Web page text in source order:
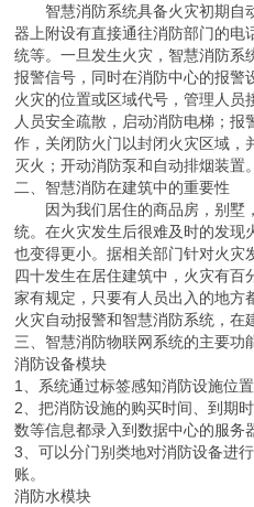
智慧消防系统具备火灾初期自
器上附设有直接通往消防部门的电
统等。一旦发生火灾，智慧消防系
报警信号，同时在消防中心的报警
火灾的位置或区域代号，管理人员
人员安全疏散，启动消防电梯；
作，关闭防火门以封闭火灾区域，
灭火；开动消防泵和自动排烟装置。
二、智慧消防在建筑中的重要性
因为我们居住的商品房，别墅
统。在火灾发生后很难及时的发现
也变得更小。据相关部门针对火灾
四十发生在居住建筑中，火灾有百
家有规定，只要有人员出入的地方
火灾自动报警和智慧消防系统，在
三、智慧消防物联网系统的主要功
消防设备模块
1、系统通过标签感知消防设施位
2、把消防设施的购买时间、到期
数等信息都录入到数据中心的服务
3、可以分门别类地对消防设备进
账。
消防水模块